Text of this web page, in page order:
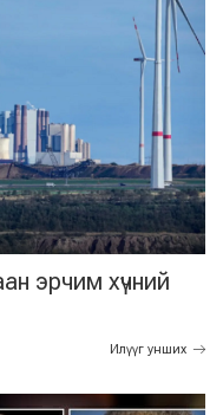
эрчим хүчний
Илүүг унших